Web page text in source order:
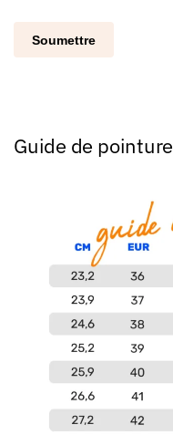
Guide de pointure